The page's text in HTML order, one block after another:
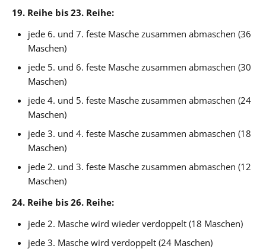
19. Reihe bis 23. Reihe:
jede 6. und 7. feste Masche zusammen abmaschen (36
Maschen)
jede 5. und 6. feste Masche zusammen abmaschen (30
Maschen)
jede 4. und 5. feste Masche zusammen abmaschen (24
Maschen)
jede 3. und 4. feste Masche zusammen abmaschen (18
Maschen)
jede 2. und 3. feste Masche zusammen abmaschen (12
Maschen)
24. Reihe bis 26. Reihe:
jede 2. Masche wird wieder verdoppelt (18 Maschen)
jede 3. Masche wird verdoppelt (24 Maschen)